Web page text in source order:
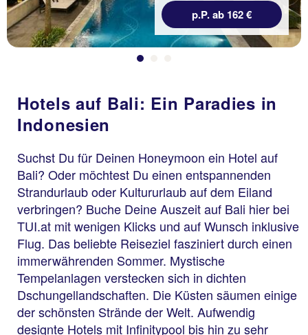
p.P. ab 162 €
Hotels auf Bali: Ein Paradies in
Indonesien
Suchst Du für Deinen Honeymoon ein Hotel auf
Bali? Oder möchtest Du einen entspannenden
Strandurlaub oder Kultururlaub auf dem Eiland
verbringen? Buche Deine Auszeit auf Bali hier bei
TUI.at mit wenigen Klicks und auf Wunsch inklusive
Flug. Das beliebte Reiseziel fasziniert durch einen
immerwährenden Sommer. Mystische
Tempelanlagen verstecken sich in dichten
Dschungellandschaften. Die Küsten säumen einige
der schönsten Strände der Welt. Aufwendig
designte Hotels mit Infinitypool bis hin zu sehr